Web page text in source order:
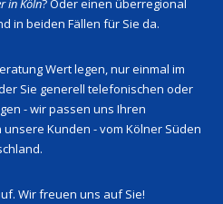
in Köln? Oder einen überregional
in beiden Fällen für Sie da.
Wert legen, nur einmal im
Sie generell telefonischen oder
- wir passen uns Ihren
Kunden - vom Kölner Süden
Wir freuen uns auf Sie!